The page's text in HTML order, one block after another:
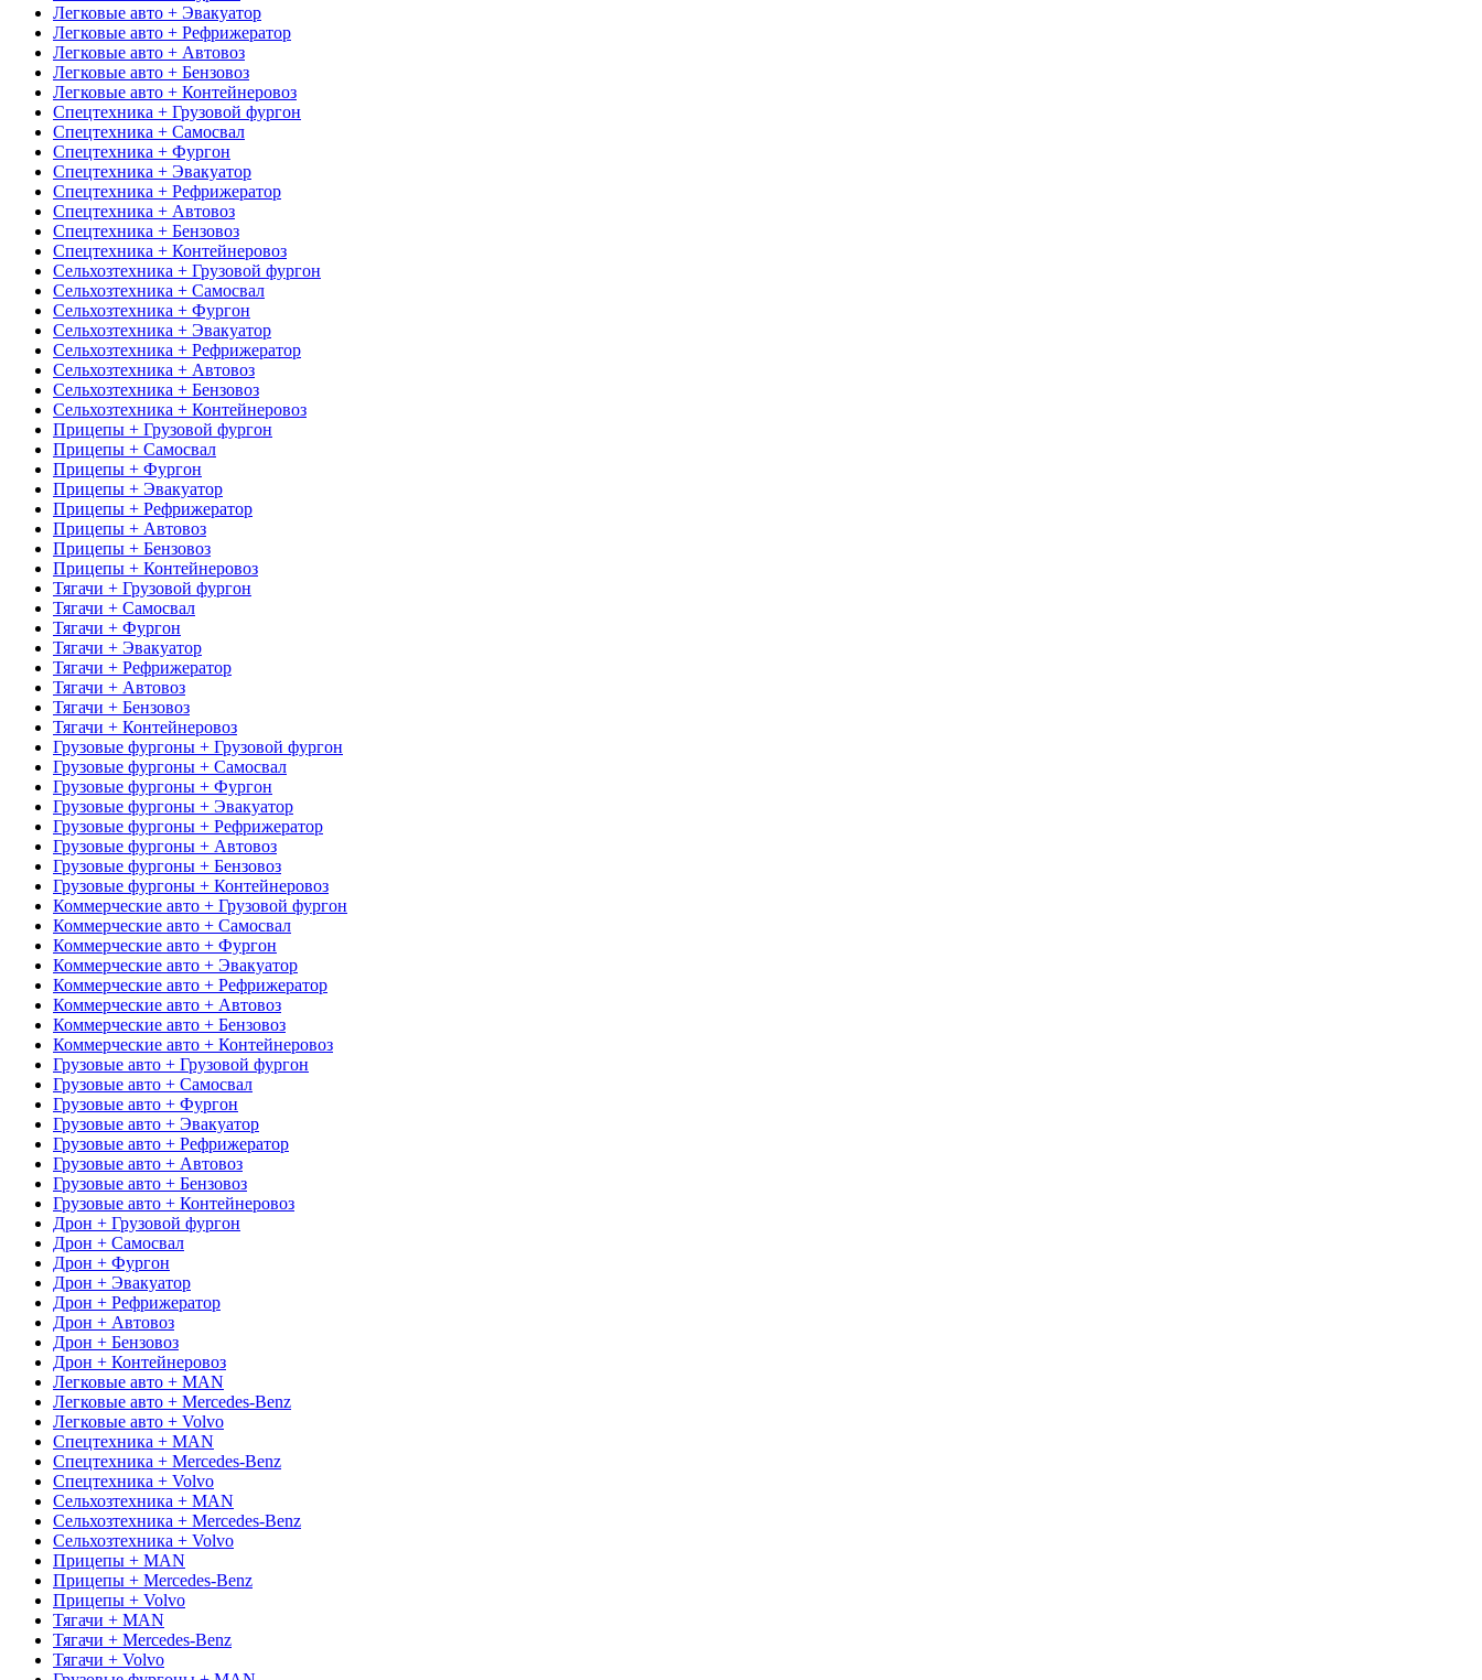
Легковые авто + Эвакуатор
Легковые авто + Рефрижератор
Легковые авто + Автовоз
Легковые авто + Бензовоз
Легковые авто + Контейнеровоз
Спецтехника + Грузовой фургон
Спецтехника + Самосвал
Спецтехника + Фургон
Спецтехника + Эвакуатор
Спецтехника + Рефрижератор
Спецтехника + Автовоз
Спецтехника + Бензовоз
Спецтехника + Контейнеровоз
Сельхозтехника + Грузовой фургон
Сельхозтехника + Самосвал
Сельхозтехника + Фургон
Сельхозтехника + Эвакуатор
Сельхозтехника + Рефрижератор
Сельхозтехника + Автовоз
Сельхозтехника + Бензовоз
Сельхозтехника + Контейнеровоз
Прицепы + Грузовой фургон
Прицепы + Самосвал
Прицепы + Фургон
Прицепы + Эвакуатор
Прицепы + Рефрижератор
Прицепы + Автовоз
Прицепы + Бензовоз
Прицепы + Контейнеровоз
Тягачи + Грузовой фургон
Тягачи + Самосвал
Тягачи + Фургон
Тягачи + Эвакуатор
Тягачи + Рефрижератор
Тягачи + Автовоз
Тягачи + Бензовоз
Тягачи + Контейнеровоз
Грузовые фургоны + Грузовой фургон
Грузовые фургоны + Самосвал
Грузовые фургоны + Фургон
Грузовые фургоны + Эвакуатор
Грузовые фургоны + Рефрижератор
Грузовые фургоны + Автовоз
Грузовые фургоны + Бензовоз
Грузовые фургоны + Контейнеровоз
Коммерческие авто + Грузовой фургон
Коммерческие авто + Самосвал
Коммерческие авто + Фургон
Коммерческие авто + Эвакуатор
Коммерческие авто + Рефрижератор
Коммерческие авто + Автовоз
Коммерческие авто + Бензовоз
Коммерческие авто + Контейнеровоз
Грузовые авто + Грузовой фургон
Грузовые авто + Самосвал
Грузовые авто + Фургон
Грузовые авто + Эвакуатор
Грузовые авто + Рефрижератор
Грузовые авто + Автовоз
Грузовые авто + Бензовоз
Грузовые авто + Контейнеровоз
Дрон + Грузовой фургон
Дрон + Самосвал
Дрон + Фургон
Дрон + Эвакуатор
Дрон + Рефрижератор
Дрон + Автовоз
Дрон + Бензовоз
Дрон + Контейнеровоз
Легковые авто + MAN
Легковые авто + Mercedes-Benz
Легковые авто + Volvo
Спецтехника + MAN
Спецтехника + Mercedes-Benz
Спецтехника + Volvo
Сельхозтехника + MAN
Сельхозтехника + Mercedes-Benz
Сельхозтехника + Volvo
Прицепы + MAN
Прицепы + Mercedes-Benz
Прицепы + Volvo
Тягачи + MAN
Тягачи + Mercedes-Benz
Тягачи + Volvo